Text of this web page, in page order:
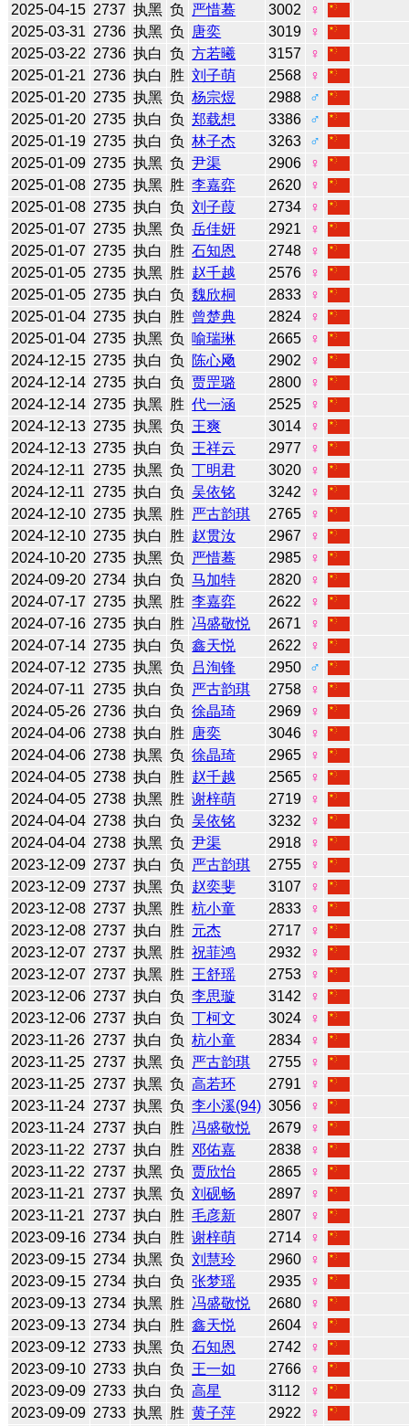
2025-04-15 2737 执黑 负 严惜蓦 3002
♀
2025-03-31 2736 执黑 负 唐奕 3019
♀
2025-03-22 2736 执白 负 方若曦 3157
♀
2025-01-21 2736 执白 胜 刘子萌 2568
♀
2025-01-20 2735 执黑 负 杨宗煜 2988
♂
2025-01-20 2735 执白 负 郑载想 3386
♂
2025-01-19 2735 执白 负 林子杰 3263
♂
2025-01-09 2735 执黑 负 尹渠 2906
♀
2025-01-08 2735 执黑 胜 李嘉弈 2620
♀
2025-01-08 2735 执白 负 刘子葭 2734
♀
2025-01-07 2735 执黑 负 岳佳妍 2921
♀
2025-01-07 2735 执白 胜 石知恩 2748
♀
2025-01-05 2735 执黑 胜 赵千越 2576
♀
2025-01-05 2735 执白 负 魏欣桐 2833
♀
2025-01-04 2735 执白 胜 曾楚典 2824
♀
2025-01-04 2735 执黑 负 喻瑞琳 2665
♀
2024-12-15 2735 执白 负 陈心飏 2902
♀
2024-12-14 2735 执白 负 贾罡璐 2800
♀
2024-12-14 2735 执黑 胜 代一涵 2525
♀
2024-12-13 2735 执黑 负 王爽 3014
♀
2024-12-13 2735 执白 负 王祥云 2977
♀
2024-12-11
2735 执黑 负 丁明君 3020
♀
2024-12-11
2735 执白 负 吴依铭 3242
♀
2024-12-10 2735 执黑 胜 严古韵琪 2765
♀
2024-12-10 2735 执白 胜 赵贯汝 2967
♀
2024-10-20 2735 执黑 负 严惜蓦 2985
♀
2024-09-20 2734 执白 负 马加特 2820
♀
2024-07-17 2735 执黑 胜 李嘉弈 2622
♀
2024-07-16 2735 执白 胜 冯盛敬悦 2671
♀
2024-07-14 2735 执白 负 鑫天悦 2622
♀
2024-07-12 2735 执黑 负 吕洵锋 2950
♂
2024-07-11
2735 执白 负 严古韵琪 2758
♀
2024-05-26 2736 执白 负 徐晶琦 2969
♀
2024-04-06 2738 执白 胜 唐奕 3046
♀
2024-04-06 2738 执黑 负 徐晶琦 2965
♀
2024-04-05 2738 执白 胜 赵千越 2565
♀
2024-04-05 2738 执黑 胜 谢梓萌 2719
♀
2024-04-04 2738 执白 负 吴依铭 3232
♀
2024-04-04 2738 执黑 负 尹渠 2918
♀
2023-12-09 2737 执白 负 严古韵琪 2755
♀
2023-12-09 2737 执黑 负 赵奕斐 3107
♀
2023-12-08 2737 执黑 胜 杭小童 2833
♀
2023-12-08 2737 执白 胜 元杰 2717
♀
2023-12-07 2737 执黑 胜 祝菲鸿 2932
♀
2023-12-07 2737 执黑 胜 王舒瑶 2753
♀
2023-12-06 2737 执白 负 李思璇 3142
♀
2023-12-06 2737 执白 负 丁柯文 3024
♀
2023-11-26 2737 执白 负 杭小童 2834
♀
2023-11-25 2737 执黑 负 严古韵琪 2755
♀
2023-11-25 2737 执黑 负 高若环 2791
♀
2023-11-24 2737 执黑 负 李小溪(94) 3056
♀
2023-11-24 2737 执白 胜 冯盛敬悦 2679
♀
2023-11-22
2737 执白 胜 邓佑嘉 2838
♀
2023-11-22
2737 执黑 负 贾欣怡 2865
♀
2023-11-21
2737 执黑 负 刘砚畅 2897
♀
2023-11-21
2737 执白 胜 毛彦新 2807
♀
2023-09-16 2734 执白 胜 谢梓萌 2714
♀
2023-09-15 2734 执黑 负 刘慧玲 2960
♀
2023-09-15 2734 执白 负 张梦瑶 2935
♀
2023-09-13 2734 执黑 胜 冯盛敬悦 2680
♀
2023-09-13 2734 执白 胜 鑫天悦 2604
♀
2023-09-12 2733 执黑 负 石知恩 2742
♀
2023-09-10 2733 执白 负 王一如 2766
♀
2023-09-09 2733 执白 负 高星 3112
♀
2023-09-09 2733 执黑 胜 黄子萍 2922
♀